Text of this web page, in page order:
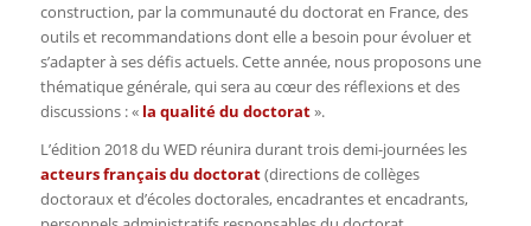
construction, par la communauté du doctorat en France, des
outils et recommandations dont elle a besoin pour évoluer et
s’adapter à ses défis actuels. Cette année, nous proposons une
thématique générale, qui sera au cœur des réflexions et des
discussions : « la qualité du doctorat».
L’édition 2018 du WED réunira durant trois demi-journées les
acteurs français du doctorat(directions de collèges
doctoraux et d’écoles doctorales, encadrantes et encadrants,